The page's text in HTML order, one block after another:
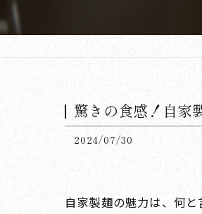
驚きの食感！自家
2024/07/30
自家製麺の魅力は、何